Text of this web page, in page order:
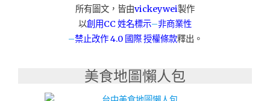
所有圖文，皆由vickeywei製作
以創用CC 姓名標示–非商業性
–禁止改作4.0 國際 授權條款釋出。
美食地圖懶人包